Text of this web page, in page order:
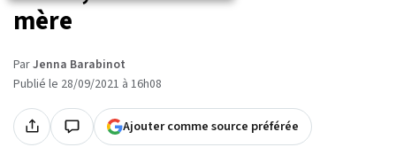
mère
ParJenna Barabinot
Publié le 28/09/2021 à 16h08
Ajouter comme source préférée